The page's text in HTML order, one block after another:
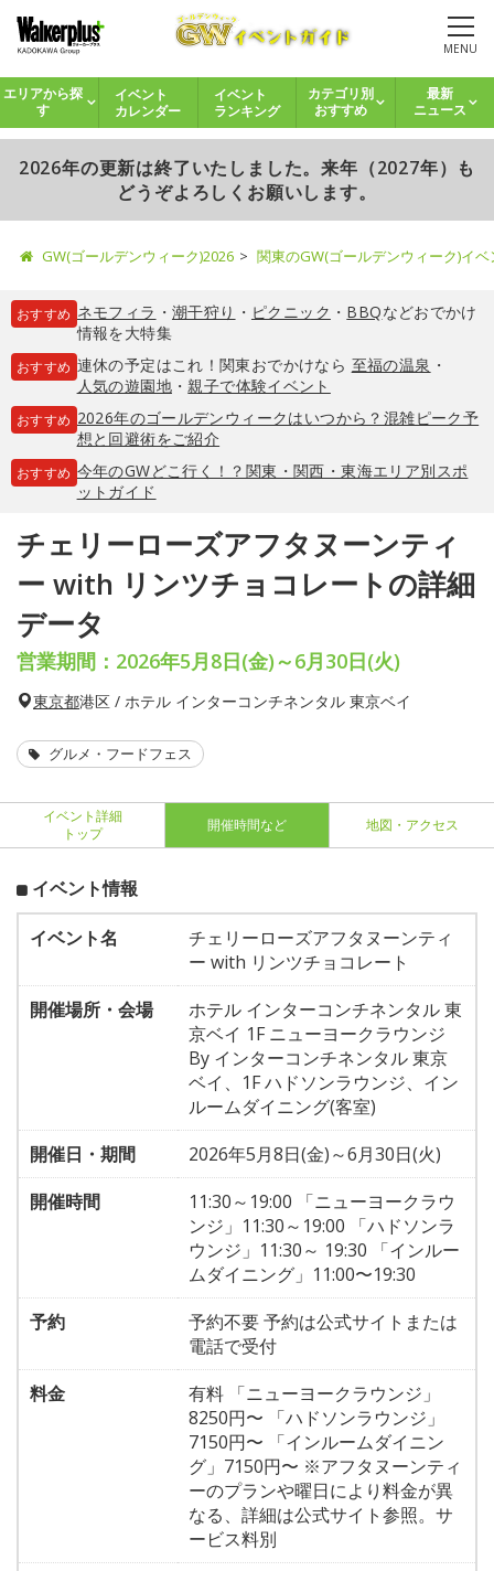
MENU
エリアから探
す
イベント
カレンダー
イベント
ランキング
カテゴリ別
おすすめ
最新
ニュース
2026年の更新は終了いたしました。来年（2027年）も
どうぞよろしくお願いします。
GW(ゴールデンウィーク)2026 関東のGW(ゴールデンウィーク)イ
おすすめ ネモフィラ ・ 潮干狩り ・ ピクニック ・ BBQなどおでかけ
情報を大特集
おすすめ 連休の予定はこれ！関東おでかけなら 至福の温泉 ・
人気の遊園地・親子で体験イベント
おすすめ 2026年のゴールデンウィークはいつから？混雑ピーク予
想と回避術をご紹介
おすすめ 今年のGWどこ行く！？関東・関西・東海エリア別スポ
ットガイド
チェリーローズアフタヌーンティ
ー with リンツチョコレートの詳細
データ
営業期間：2026年5月8日(金)～6月30日(火)
東京都港区 / ホテル インターコンチネンタル 東京ベイ
グルメ・フードフェス
イベント詳細
トップ
開催時間など 地図・アクセス
イベント情報
イベント名
チェリーローズアフタヌーンティ
ー with リンツチョコレート
開催場所・会場
ホテル インターコンチネンタル 東
京ベイ 1F ニューヨークラウンジ
By インターコンチネンタル 東京
ベイ、1F ハドソンラウンジ、イン
ルームダイニング(客室)
開催日・期間
2026年5月8日(金)～6月30日(火)
開催時間
11:30～19:00 「ニューヨークラウ
ンジ」11:30～19:00 「ハドソンラ
ウンジ」11:30～ 19:30 「インルー
ムダイニング」11:00〜19:30
予約
予約不要 予約は公式サイトまたは
電話で受付
料金
有料 「ニューヨークラウンジ」
8250円〜 「ハドソンラウンジ」
7150円〜 「インルームダイニン
グ」7150円〜 ※アフタヌーンティ
ーのプランや曜日により料金が異
なる、詳細は公式サイト参照。サ
ービス料別